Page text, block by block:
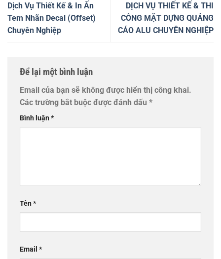
Dịch Vụ Thiết Kế & In Ấn
Tem Nhãn Decal (Offset)
Chuyên Nghiệp
DỊCH VỤ THIẾT KẾ & THI
CÔNG MẶT DỰNG QUẢNG
CÁO ALU CHUYÊN NGHIỆP
Để lại một bình luận
Email của bạn sẽ không được hiển thị công khai.
Các trường bắt buộc được đánh dấu *
Bình luận*
Tên*
Email *